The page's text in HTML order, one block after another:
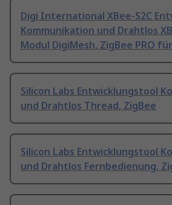
Digi International XBee-S2C
Kommunikation und Drahtlos
Modul DigiMesh, ZigBee PRO für
Silicon Labs Entwicklungstool
und Drahtlos Thread, ZigBee
Silicon Labs Entwicklungstool
und Drahtlos Fernbedienung,